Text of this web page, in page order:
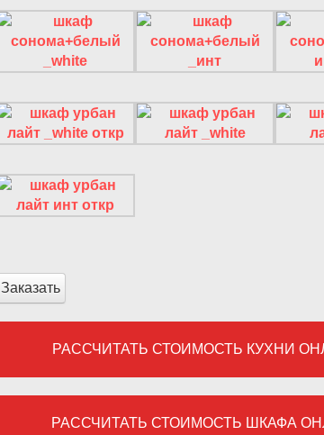
Заказать
РАССЧИТАТЬ СТОИМОСТЬ КУХНИ
РАССЧИТАТЬ СТОИМОСТЬ ШКАФА